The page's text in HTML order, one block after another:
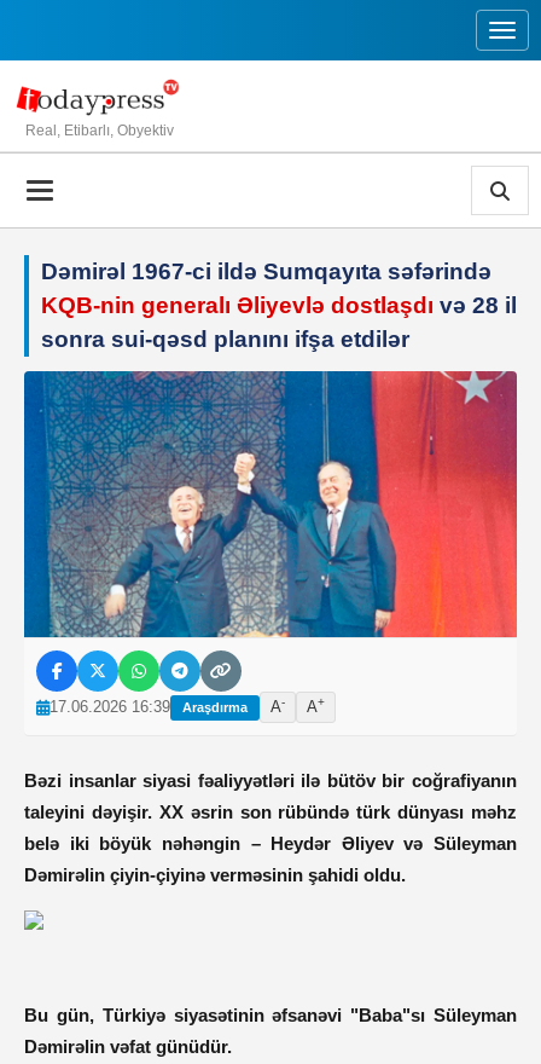
Real, Etibarlı, Obyektiv
Dəmirəl 1967-ci ildə Sumqayıta səfərində
KQB-nin generalı Əliyevlə dostlaşdı və 28 il
sonra sui-qəsd planını ifşa etdilər
17.06.2026 16:39 Araşdırma A- A+
Bəzi insanlar siyasi fəaliyyətləri ilə bütöv bir coğrafiyanın
taleyini dəyişir. XX əsrin son rübündə türk dünyası məhz
belə iki böyük nəhəngin – Heydər Əliyev və Süleyman
Dəmirəlin çiyin-çiyinə verməsinin şahidi oldu.
Bu gün, Türkiyə siyasətinin əfsanəvi "Baba"sı Süleyman
Dəmirəlin vəfat günüdür.